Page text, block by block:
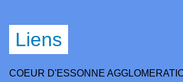
Liens
COEUR D'ESSONNE